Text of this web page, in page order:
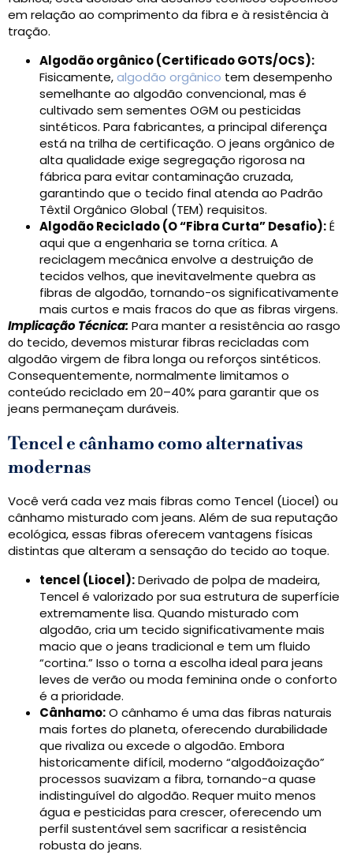
em relação ao comprimento da fibra e à resistência à
tração.
Algodão orgânico (Certificado GOTS/OCS):
Fisicamente,algodão orgânico tem desempenho
semelhante ao algodão convencional, mas é
cultivado sem sementes OGM ou pesticidas
sintéticos. Para fabricantes, a principal diferença
está na trilha de certificação. O jeans orgânico de
alta qualidade exige segregação rigorosa na
fábrica para evitar contaminação cruzada,
garantindo que o tecido final atenda ao Padrão
Têxtil Orgânico Global (TEM) requisitos.
Algodão Reciclado (O “Fibra Curta” Desafio):É
aqui que a engenharia se torna crítica. A
reciclagem mecânica envolve a destruição de
tecidos velhos, que inevitavelmente quebra as
fibras de algodão, tornando-os significativamente
mais curtos e mais fracos do que as fibras virgens.
Implicação Técnica: Para manter a resistência ao rasgo
do tecido, devemos misturar fibras recicladas com
algodão virgem de fibra longa ou reforços sintéticos.
Consequentemente, normalmente limitamos o
conteúdo reciclado em 20–40% para garantir que os
jeans permaneçam duráveis.
Tencel e cânhamo como alternativas
modernas
Você verá cada vez mais fibras como Tencel (Liocel) ou
cânhamo misturado com jeans. Além de sua reputação
ecológica, essas fibras oferecem vantagens físicas
distintas que alteram a sensação do tecido ao toque.
tencel (Liocel):Derivado de polpa de madeira,
Tencel é valorizado por sua estrutura de superfície
extremamente lisa. Quando misturado com
algodão, cria um tecido significativamente mais
macio que o jeans tradicional e tem um fluido
“cortina.” Isso o torna a escolha ideal para jeans
leves de verão ou moda feminina onde o conforto
é a prioridade.
Cânhamo:O cânhamo é uma das fibras naturais
mais fortes do planeta, oferecendo durabilidade
que rivaliza ou excede o algodão. Embora
historicamente difícil, moderno “algodãoização”
processos suavizam a fibra, tornando-a quase
indistinguível do algodão. Requer muito menos
água e pesticidas para crescer, oferecendo um
perfil sustentável sem sacrificar a resistência
robusta do jeans.